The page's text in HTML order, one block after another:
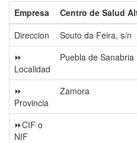
Empresa
Centro de Salud
Direccion
Souto da Feira, s/n
⏩
Localidad
Puebla de Sanabria
⏩
Provincia
Zamora
⏩CIF o
NIF